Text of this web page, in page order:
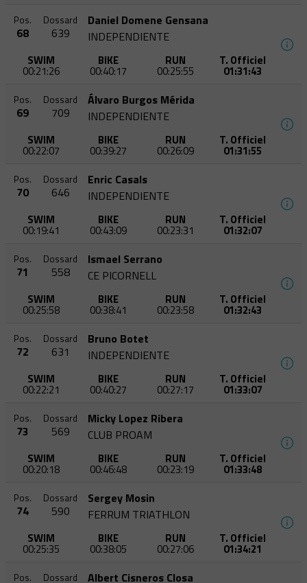
Pos.
68
Dossard
639
Daniel Domene Gensana
INDEPENDIENTE
SWIM
00:21:26
BIKE
00:40:17
RUN
00:25:55
T. Officiel
01:31:43
Pos.
69
Dossard
709
Álvaro Burgos Mérida
INDEPENDIENTE
SWIM
00:22:07
BIKE
00:39:27
RUN
00:26:09
T. Officiel
01:31:55
Pos.
70
Dossard
646
Enric Casals
INDEPENDIENTE
SWIM
00:19:41
BIKE
00:43:09
RUN
00:23:31
T. Officiel
01:32:07
Pos.
71
Dossard
558
Ismael Serrano
CE PICORNELL
SWIM
00:25:58
BIKE
00:38:41
RUN
00:23:58
T. Officiel
01:32:43
Pos.
72
Dossard
631
Bruno Botet
INDEPENDIENTE
SWIM
00:22:21
BIKE
00:40:27
RUN
00:27:17
T. Officiel
01:33:07
Pos.
73
Dossard
569
Micky Lopez Ribera
CLUB PROAM
SWIM
00:20:18
BIKE
00:46:48
RUN
00:23:19
T. Officiel
01:33:48
Pos.
74
Dossard
590
Sergey Mosin
FERRUM TRIATHLON
SWIM
00:25:35
BIKE
00:38:05
RUN
00:27:06
T. Officiel
01:34:21
Pos. Dossard Albert Cisneros Closa